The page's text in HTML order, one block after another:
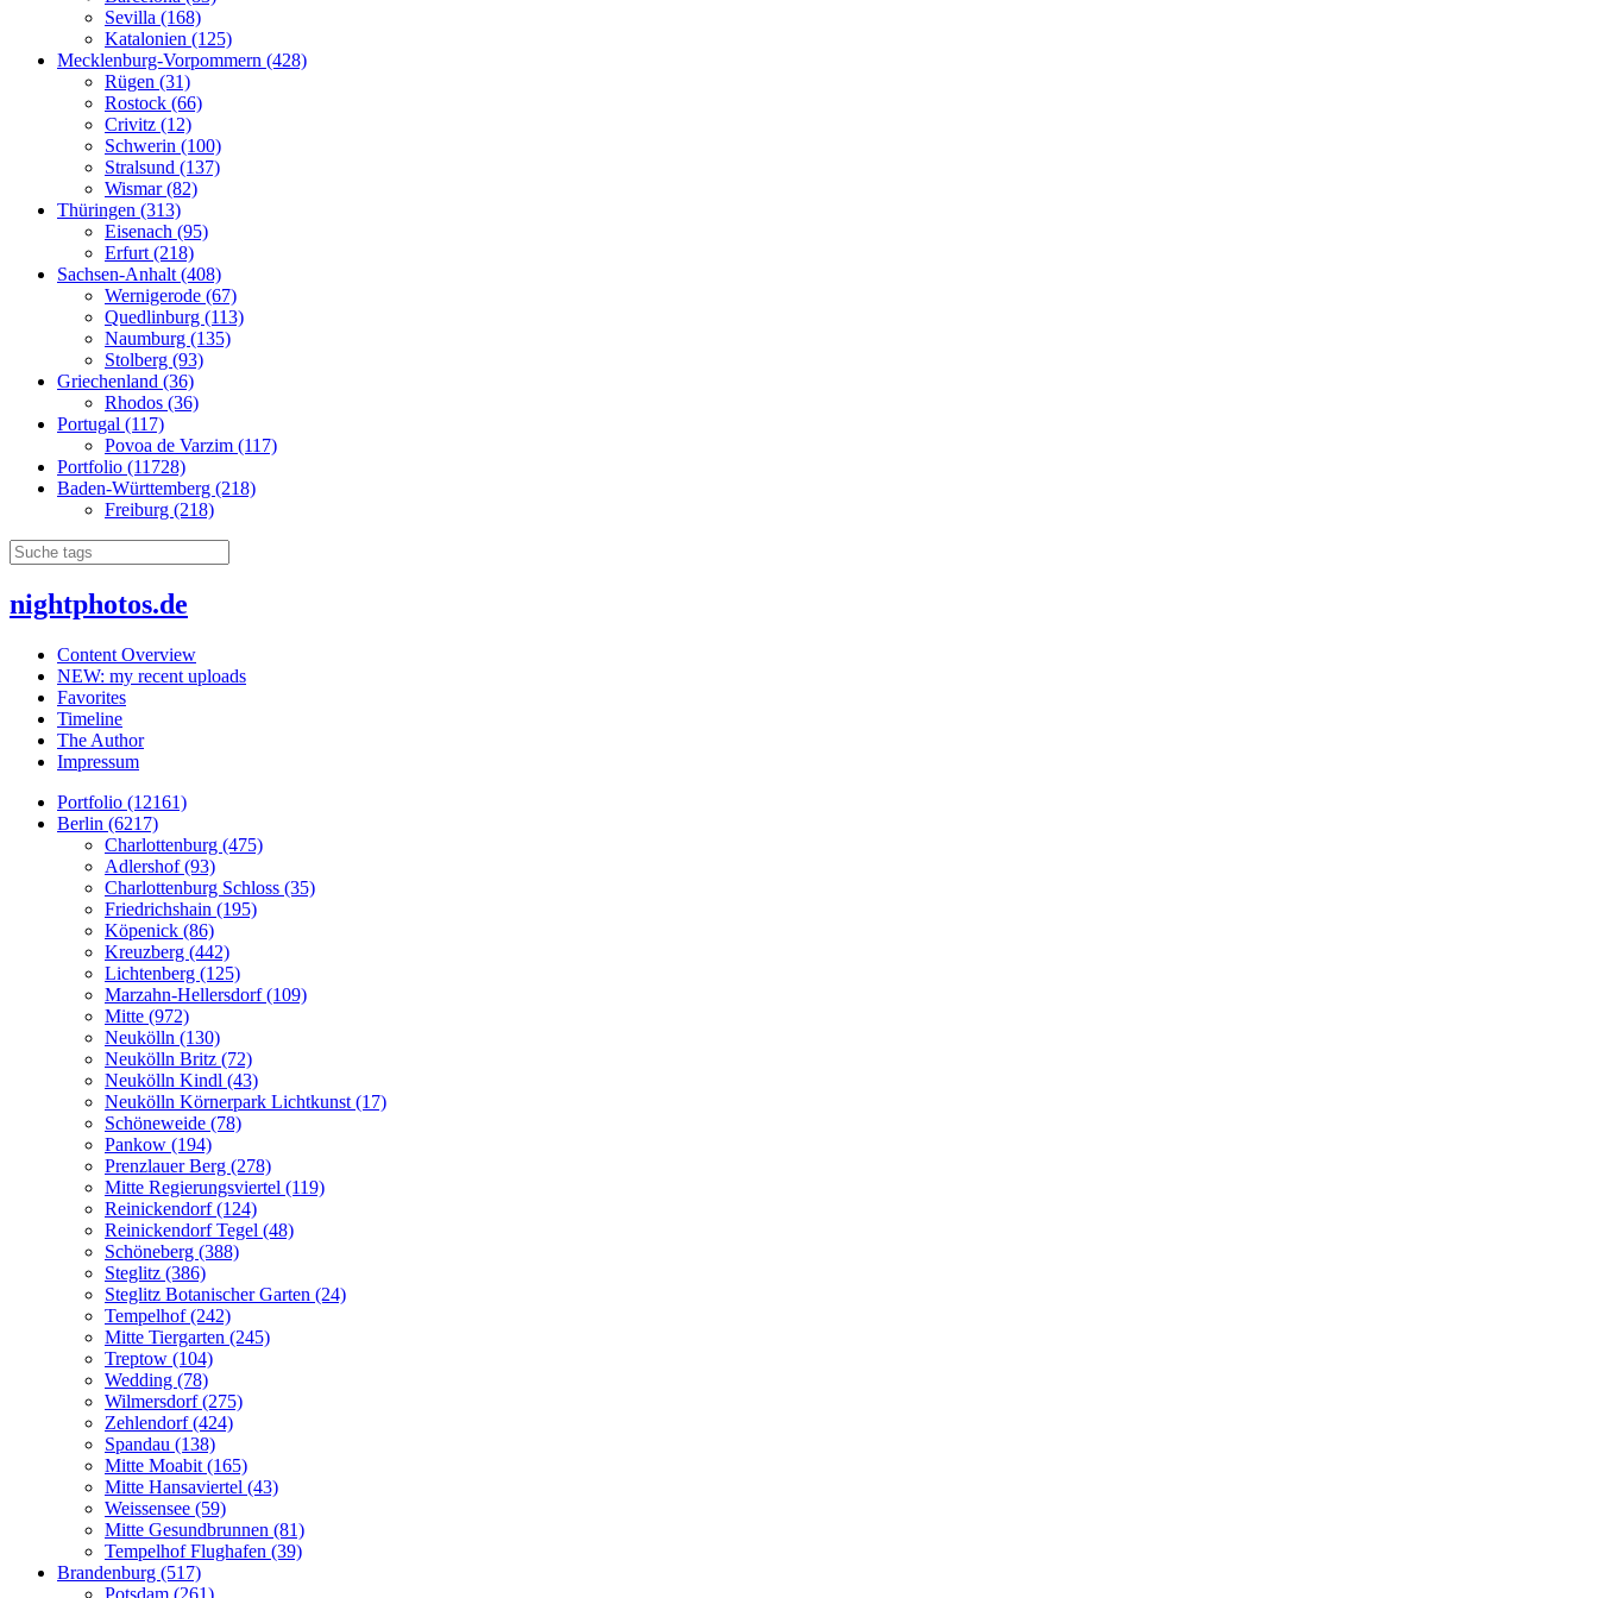
Sevilla (168)
Katalonien (125)
Mecklenburg-Vorpommern (428)
Rügen (31)
Rostock (66)
Crivitz (12)
Schwerin (100)
Stralsund (137)
Wismar (82)
Thüringen (313)
Eisenach (95)
Erfurt (218)
Sachsen-Anhalt (408)
Wernigerode (67)
Quedlinburg (113)
Naumburg (135)
Stolberg (93)
Griechenland (36)
Rhodos (36)
Portugal (117)
Povoa de Varzim (117)
Portfolio (11728)
Baden-Württemberg (218)
Freiburg (218)
nightphotos.de
Content Overview
NEW: my recent uploads
Favorites
Timeline
The Author
Impressum
Portfolio (12161)
Berlin (6217)
Charlottenburg (475)
Adlershof (93)
Charlottenburg Schloss (35)
Friedrichshain (195)
Köpenick (86)
Kreuzberg (442)
Lichtenberg (125)
Marzahn-Hellersdorf (109)
Mitte (972)
Neukölln (130)
Neukölln Britz (72)
Neukölln Kindl (43)
Neukölln Körnerpark Lichtkunst (17)
Schöneweide (78)
Pankow (194)
Prenzlauer Berg (278)
Mitte Regierungsviertel (119)
Reinickendorf (124)
Reinickendorf Tegel (48)
Schöneberg (388)
Steglitz (386)
Steglitz Botanischer Garten (24)
Tempelhof (242)
Mitte Tiergarten (245)
Treptow (104)
Wedding (78)
Wilmersdorf (275)
Zehlendorf (424)
Spandau (138)
Mitte Moabit (165)
Mitte Hansaviertel (43)
Weissensee (59)
Mitte Gesundbrunnen (81)
Tempelhof Flughafen (39)
Brandenburg (517)
Potsdam (261)